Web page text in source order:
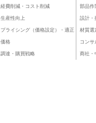
経費削減・コスト削減
生産性向上
プライシング（価格設定）・適正
価格
調達・購買戦略
部品作
設計・
材質選
コンサ
商社・